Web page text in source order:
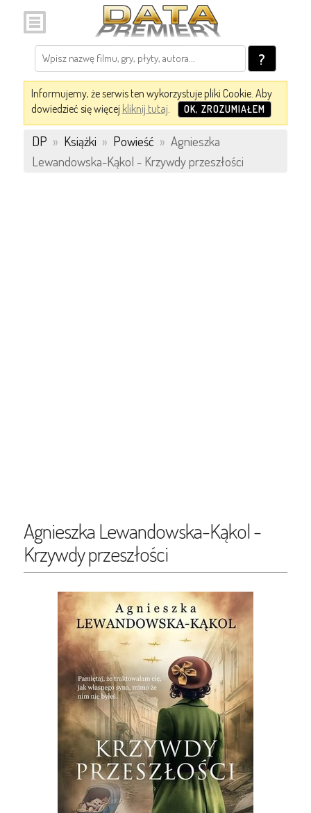
?
Informujemy, że serwis ten wykorzystuje pliki Cookie. Aby
dowiedzieć się więcej kliknij tutaj. OK, ZROZUMIAŁEM
DP » Książki » Powieść » Agnieszka
Lewandowska-Kąkol - Krzywdy przeszłości
Agnieszka Lewandowska-Kąkol -
Krzywdy przeszłości